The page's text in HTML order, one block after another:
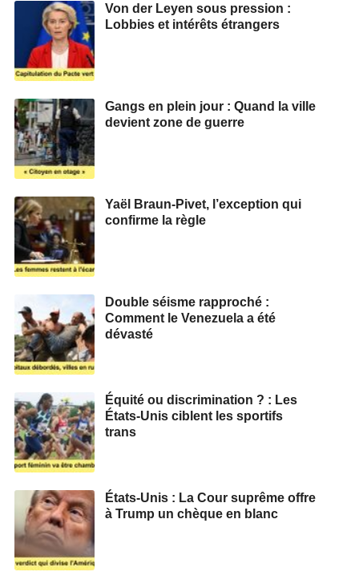
Von der Leyen sous pression :
Lobbies et intérêts étrangers
Gangs en plein jour : Quand la ville
devient zone de guerre
Yaël Braun-Pivet, l’exception qui
confirme la règle
Double séisme rapproché :
Comment le Venezuela a été
dévasté
Équité ou discrimination ? : Les
États-Unis ciblent les sportifs
trans
États-Unis : La Cour suprême offre
à Trump un chèque en blanc